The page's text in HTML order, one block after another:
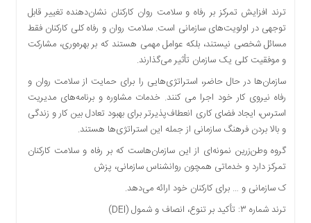
ترند افزایش تمرکز بر رفاه و سلامت روان کارکنان نشان‌دهنده تغییر قابل
توجهی در اولویت‌های سازمانی است. سلامت روان و رفاه کلی کارکنان فقط
مسائل شخصی نیستند، بلکه عوامل مهمی هستند که بر بهره‌وری، مشارکت
و موفقیت کلی یک سازمان تأثیر می‌گذارند.
سازمان‌ها در حال حاضر، استراتژی‌هایی را برای حمایت از سلامت روان و
رفاه نیروی کار خود اجرا می کنند. خدمات مشاوره و برنامه‌های مدیریت
استرس، ایجاد فضای کاری انعطاف‌پذیرتر برای بهبود تعادل بین کار و زندگی
و بالا بردن فرهنگ سازمانی از جمله این استراتژی‌ها هستند.
گروه وطن‌زرین نمونه‌ای از این سازمان‌هاست که بر رفاه و سلامت کارکنان
تمرکز دارد و خدماتی همچون روانشناس سازمانی، پزش
ک سازمانی و … برای کارکنان خود ارائه می‌دهد.
ترند شماره ۳: تأکید بر تنوع، انصاف و شمول (DEI)